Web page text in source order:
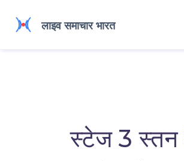
स्टेज 3 स्तन